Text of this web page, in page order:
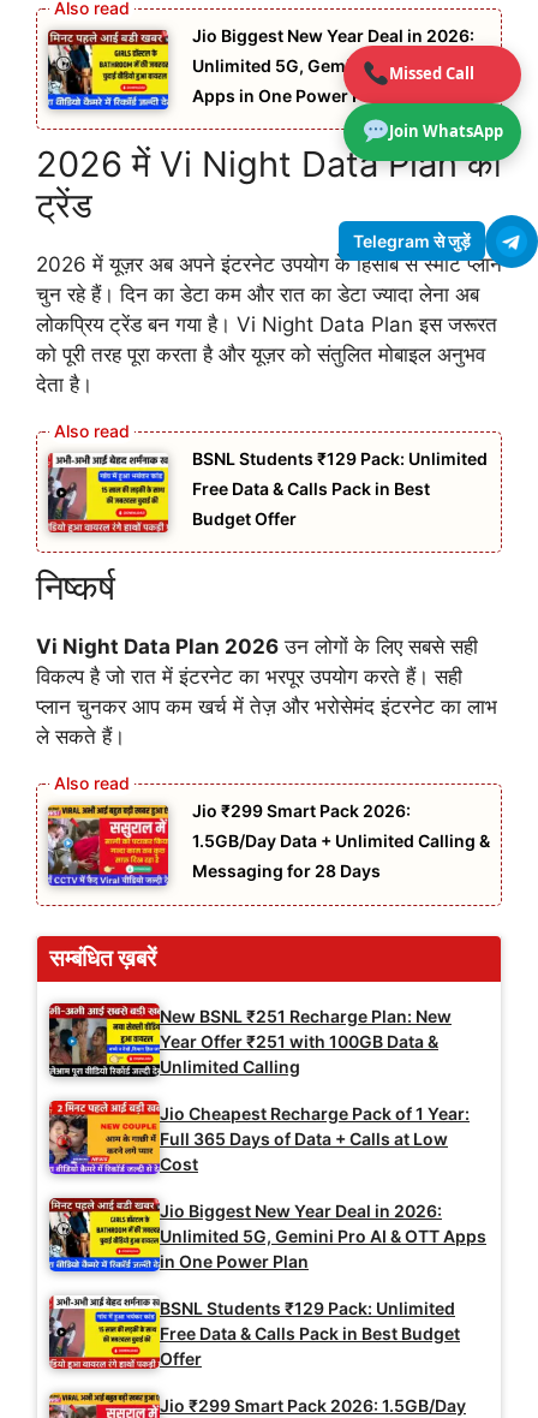
Missed Call
Join WhatsApp
Jio Biggest New Year Deal in 2026:
Unlimited 5G, Gemini Pro AI & OTT
Apps in One Power Plan
2026 में Vi Night Data Plan का
ट्रेंड
2026 में यूज़र अब अपने इंटरनेट उपयोग के हिसाब से स्मार्ट प्लान
चुन रहे हैं। दिन का डेटा कम और रात का डेटा ज्यादा लेना अब
लोकप्रिय ट्रेंड बन गया है। Vi Night Data Plan इस जरूरत
को पूरी तरह पूरा करता है और यूज़र को संतुलित मोबाइल अनुभव
देता है।
BSNL Students ₹129 Pack: Unlimited
Free Data & Calls Pack in Best
Budget Offer
निष्कर्ष
Vi Night Data Plan 2026 उन लोगों के लिए सबसे सही
विकल्प है जो रात में इंटरनेट का भरपूर उपयोग करते हैं। सही
प्लान चुनकर आप कम खर्च में तेज़ और भरोसेमंद इंटरनेट का लाभ
ले सकते हैं।
Jio ₹299 Smart Pack 2026:
1.5GB/Day Data + Unlimited Calling &
Messaging for 28 Days
सम्बंधित ख़बरें
New BSNL ₹251 Recharge Plan: New
Year Offer ₹251 with 100GB Data &
Unlimited Calling
Jio Cheapest Recharge Pack of 1 Year:
Full 365 Days of Data + Calls at Low
Cost
Jio Biggest New Year Deal in 2026:
Unlimited 5G, Gemini Pro AI & OTT Apps
in One Power Plan
BSNL Students ₹129 Pack: Unlimited
Free Data & Calls Pack in Best Budget
Offer
Jio ₹299 Smart Pack 2026: 1.5GB/Day
Telegram से जुड़ें